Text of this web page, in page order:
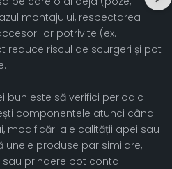
montajului, respectarea
potrivite (ex.
reduce riscul de scurgeri și pot
bun este să verifici periodic
componentele atunci când
modificări ale calității apei sau
unele produse par similare,
prindere pot conta.